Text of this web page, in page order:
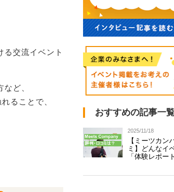
る交流イベント
ど、
ることで、
おすすめの記事一
2025/11/18
【ミーツカン
ミ】どんなイ
「体験レポー